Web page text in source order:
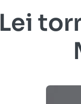
Lei